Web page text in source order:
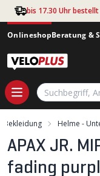
Zum Hauptinhalt
bis 17.30 Uhr
OnlineshopBeratung &
Bekleidung Helme -
APAX JR.
fading